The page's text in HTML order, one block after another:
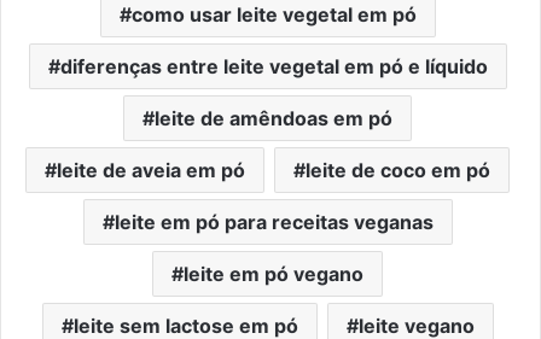
como usar leite vegetal em pó
diferenças entre leite vegetal em pó e líquido
leite de amêndoas em pó
leite de aveia em pó leite de coco em pó
leite em pó para receitas veganas
leite em pó vegano
leite sem lactose em pó leite vegano